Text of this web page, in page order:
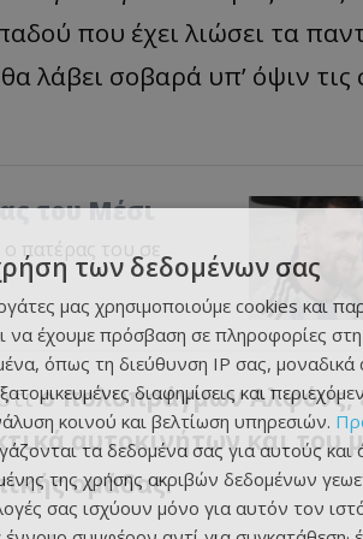
που έχει λιώσει τα
λάβει σοβαρά υπ’ όψιν
του Μέσι
πατέρας του σε
ο πολυπράγμων Αλφόνς,
αυτοκινήτων και του
ομάδας.
των δεδομένων σας
μας χρησιμοποιούμε cookies και
να έχουμε πρόσβαση σε πληροφορίες
όπως τη διεύθυνση IP σας, μοναδικά
διαφημίσεις και
κοινού και βελτίωση υπηρεσιών.
τα δεδομένα σας για αυτούς
της χρήσης ακριβών δεδομένων
σας ισχύουν μόνο για αυτόν τον